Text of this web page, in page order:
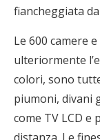
fiancheggiata
Le 600 camere
ulteriormente
colori, sono
piumoni, divani
come TV LCD e